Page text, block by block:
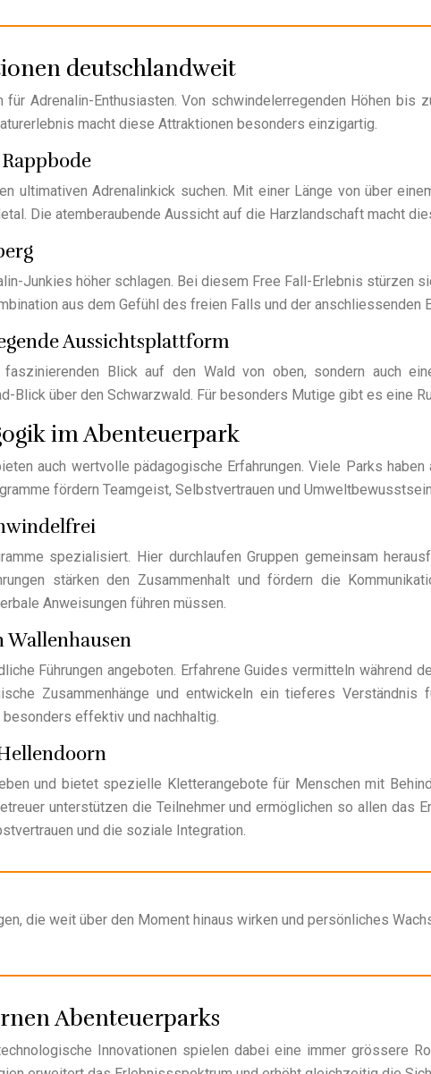
deutschlandweit
Adrenalin-Enthusiasten. Von schwindelerregenden Höhen bis
macht diese Attraktionen besonders einzigartig.
ultimativen Adrenalinkick suchen. Mit einer Länge von über
Die atemberaubende Aussicht auf die Harzlandschaft macht
Junkies höher schlagen. Bei diesem Free Fall-Erlebnis stürzen
aus dem Gefühl des freien Falls und der anschliessenden
Aussichtsplattform
Blick auf den Wald von oben, sondern auch
über den Schwarzwald. Für besonders Mutige gibt es eine
im Abenteuerpark
auch wertvolle pädagogische Erfahrungen. Viele Parks
fördern Teamgeist, Selbstvertrauen und
spezialisiert. Hier durchlaufen Gruppen gemeinsam
stärken den Zusammenhalt und fördern die
Anweisungen führen müssen.
Führungen angeboten. Erfahrene Guides vermitteln während
Zusammenhänge und entwickeln ein tieferes
effektiv und nachhaltig.
und bietet spezielle Kletterangebote für Menschen mit
unterstützen die Teilnehmer und ermöglichen so allen das
und die soziale Integration.
die weit über den Moment hinaus wirken und persönliches
Abenteuerparks
Innovationen spielen dabei eine immer grössere